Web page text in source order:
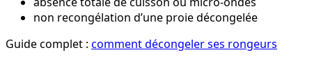
non recongélation d’une proie décongelée
Guide complet : comment décongeler ses rongeurs